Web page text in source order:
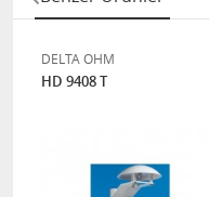
DELTA OHM
HD 9408 T